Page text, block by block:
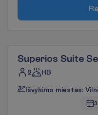
Re
Superios Suite
2 HB
Išvykimo miestas: Vilni